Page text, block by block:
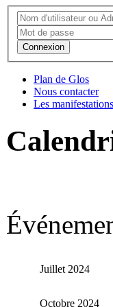
Connexion
Plan de Glos
Nous contacter
Les manifestations
Juillet 2024
Octobre 2024